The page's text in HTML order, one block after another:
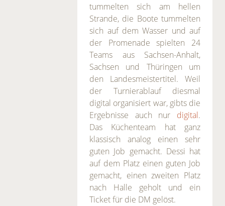
tummelten sich am hellen
Strande, die Boote tummelten
sich auf dem Wasser und auf
der Promenade spielten 24
Teams aus Sachsen-Anhalt,
Sachsen und Thüringen um
den Landesmeistertitel. Weil
der Turnierablauf diesmal
digital organisiert war, gibts die
Ergebnisse auch nur digital.
Das Küchenteam hat ganz
klassisch analog einen sehr
guten Job gemacht. Dessi hat
auf dem Platz einen guten Job
gemacht, einen zweiten Platz
nach Halle geholt und ein
Ticket für die DM gelöst.